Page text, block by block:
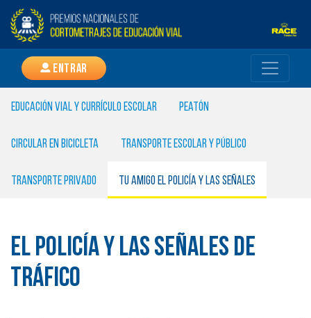
Entrar
EDUCACIÓN VIAL Y CURRÍCULO ESCOLAR Peatón
Circular en bicicleta Transporte escolar y público
Transporte privado Tu amigo el policía y las señales
El policía y las señales de
tráfico